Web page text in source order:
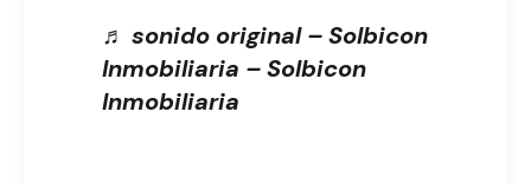
♬ sonido original – Solbicon
Inmobiliaria – Solbicon
Inmobiliaria